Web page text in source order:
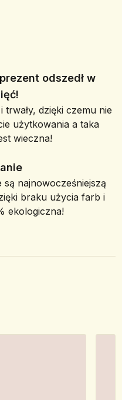
odszedł w
trwały, dzięki czemu nie
użytkowania a taka
wieczna!
najnowocześniejszą
braku użycia farb i
ekologiczna!